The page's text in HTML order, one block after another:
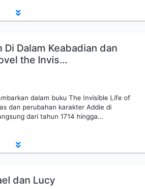
Dalam Keabadian dan
the Invis…
dalam buku The Invisible Life of
dan perubahan karakter Addie di
dari tahun 1714 hingga…
dan Lucy